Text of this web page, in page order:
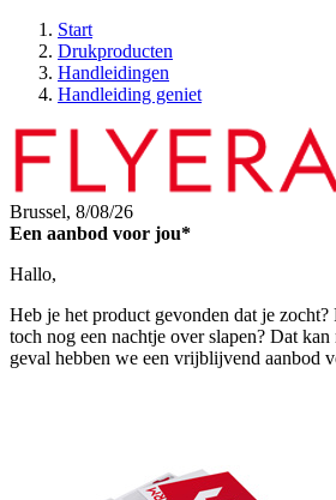
Start
Drukproducten
Handleidingen
Handleiding geniet
Brussel, 8/08/26
Een aanbod voor jou*
Hallo,
Heb je het product gevonden dat je
toch nog een nachtje over slapen? Dat
geval hebben we een vrijblijvend aanbod